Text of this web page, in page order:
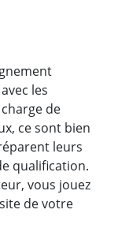
les
de
ce sont bien
leurs
qualification.
vous jouez
de votre